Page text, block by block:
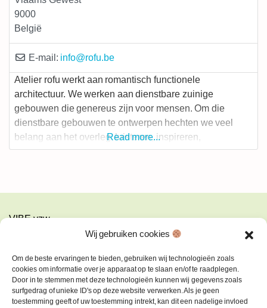
Wij gebruiken cookies
Om de beste ervaringen te bieden, gebruiken wij technologieën zoals
cookies om informatie over je apparaat op te slaan en/of te raadplegen.
Door in te stemmen met deze technologieën kunnen wij gegevens zoals
surfgedrag of unieke ID's op deze website verwerken. Als je geen
toestemming geeft of uw toestemming intrekt, kan dit een nadelige invloed
9000
België
E-mail: info@rofu.be
Atelier rofu werkt aan romantisch functionele
architectuur. We werken aan dienstbare zuinige
gebouwen die genereus zijn voor mensen. Om die
dienstbare gebouwen te ontwerpen hechten we veel
belang aan het overleg: luisteren, inspireren,
samenbrengen en begeleiden horen bij het
arbeid. Dat doen we door te
Read more...
VIBE vzw
Turnhoutsebaan 139a
info@vibe.be
Copyright © 2026